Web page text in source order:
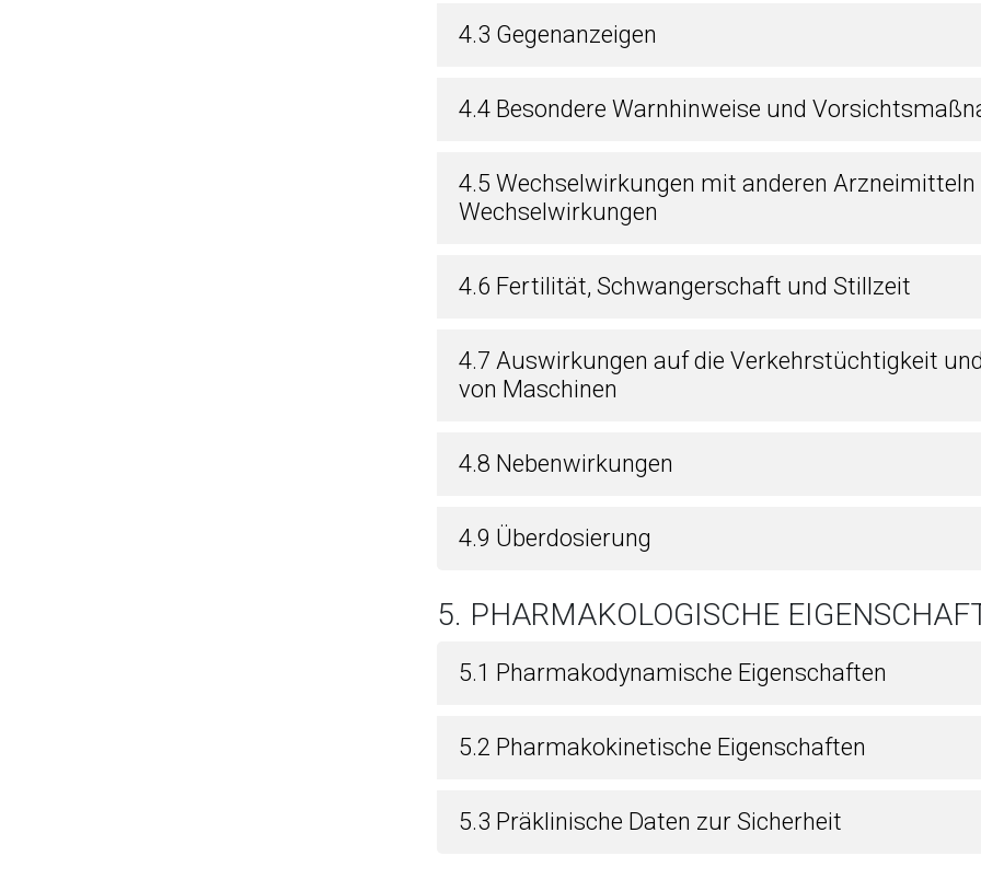
4.3 Gegenanzeigen
4.4 Besondere Warnhinweise und
4.5 Wechselwirkungen mit anderen
Wechselwirkungen
4.6 Fertilität, Schwangerschaft und Stillzeit
4.7 Auswirkungen auf die Verkehrstüchtigkeit
von Maschinen
4.8 Nebenwirkungen
4.9 Überdosierung
5. PHARMAKOLOGISCHE
5.1 Pharmakodynamische Eigenschaften
5.2 Pharmakokinetische Eigenschaften
5.3 Präklinische Daten zur Sicherheit